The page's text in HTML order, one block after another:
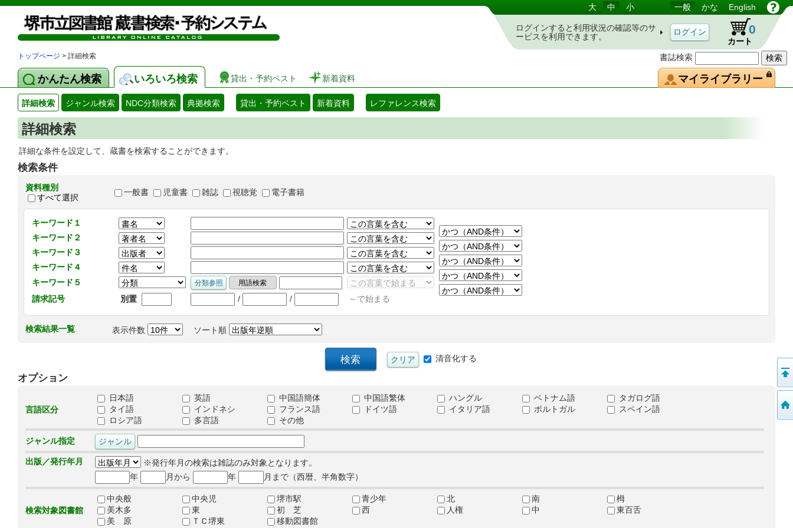
図書館 蔵書検索・予約システム
書誌検索
大 中 小 一般 かな English
ログインすると利用状況の確認等のサ
ービスを利用できます。
カート
0
トップページ > 詳細検索
かんたん検索 いろいろ検索 貸出・予約ベスト 新着資料 マイライブラリー
詳細検索 ジャンル検索 NDC分類検索 典拠検索 貸出・予約ベスト 新着資料 レファレンス検索
詳細検索
詳細な条件を設定して、蔵書を検索することができます。
検索条件
資料種別
すべて選択
一般書 児童書 雑誌 視聴覚 電子書籍
キーワード１
キーワード２
キーワード３
キーワード４
キーワード５
請求記号
別置 / / ～で始まる
検索結果一覧 表示件数 ソート順
清音化する
オプション
言語区分
日本語 英語 中国語簡体 中国語繁体 ハングル ベトナム語
タガログ語
タイ語
インドネシ フランス語 ドイツ語 イタリア語 ポルトガル
スペイン語
ロシア語
多言語 その他
ジャンル指定
出版／発行年月
※発行年月の検索は雑誌のみ対象となります。
年
月から 年 月まで（西暦、半角数字）
検索対象図書館
中央般 中央児 堺市駅 青少年 北 南
栂
美木多
東 初 芝 西 人権 中
東百舌
美 原
ＴＣ堺東 移動図書館